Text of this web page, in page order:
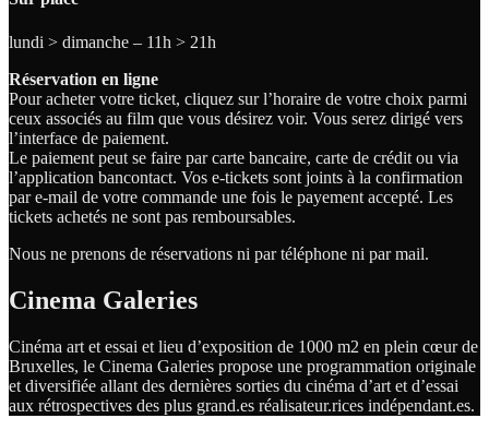
lundi > dimanche – 11h > 21h
Réservation en ligne
Pour acheter votre ticket, cliquez sur l’horaire de votre choix parmi
ceux associés au film que vous désirez voir. Vous serez dirigé vers
l’interface de paiement.
Le paiement peut se faire par carte bancaire, carte de crédit ou via
l’application bancontact. Vos e-tickets sont joints à la confirmation
par e-mail de votre commande une fois le payement accepté. Les
tickets achetés ne sont pas remboursables.
Nous ne prenons de réservations ni par téléphone ni par mail.
Cinema Galeries
Cinéma art et essai et lieu d’exposition de 1000 m2 en plein cœur de
Bruxelles, le Cinema Galeries propose une programmation originale
et diversifiée allant des dernières sorties du cinéma d’art et d’essai
aux rétrospectives des plus grand.es réalisateur.rices indépendant.es.